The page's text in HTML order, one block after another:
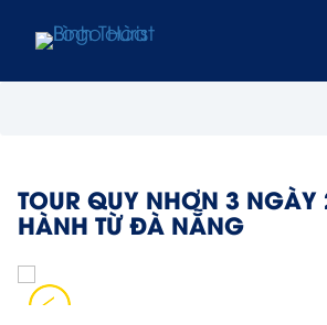
TOUR QUY NHƠN 3
HÀNH TỪ ĐÀ NẴNG